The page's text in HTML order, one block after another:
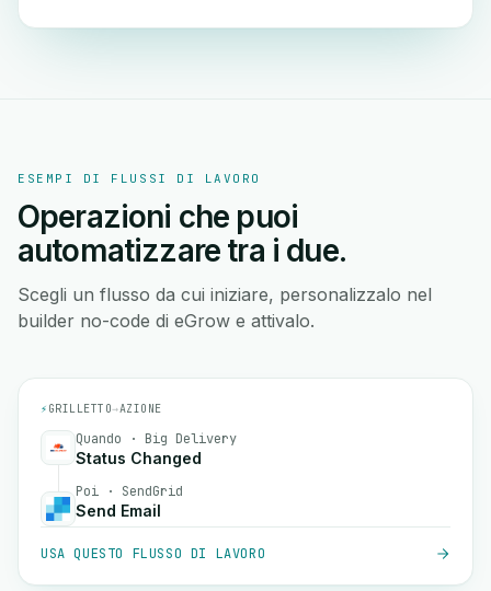
ESEMPI DI FLUSSI DI LAVORO
Operazioni che puoi
automatizzare tra i due.
Scegli un flusso da cui iniziare, personalizzalo nel
builder no-code di eGrow e attivalo.
⚡ GRILLETTO→AZIONE
Quando · Big Delivery
Status Changed
Poi · SendGrid
Send Email
USA QUESTO FLUSSO DI LAVORO